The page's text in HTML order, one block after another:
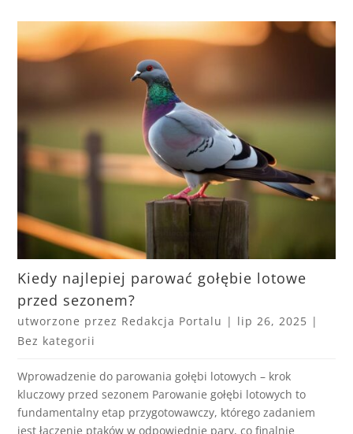
Kiedy najlepiej parować gołębie lotowe
przed sezonem?
utworzone przez Redakcja Portalu | lip 26, 2025 |
Bez kategorii
Wprowadzenie do parowania gołębi lotowych – krok
kluczowy przed sezonem Parowanie gołębi lotowych to
fundamentalny etap przygotowawczy, którego zadaniem
jest łączenie ptaków w odpowiednie pary, co finalnie